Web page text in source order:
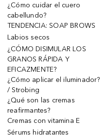
¿Cómo cuidar el cuero
cabellundo?
TENDENCIA: SOAP BROWS
Labios secos
¿CÓMO DISIMULAR LOS
GRANOS RÁPIDA Y
EFICAZMENTE?
¿Cómo aplicar el iluminador?
/ Strobing
¿Qué son las cremas
reafirmantes?
Cremas con vitamina E
Sérums hidratantes